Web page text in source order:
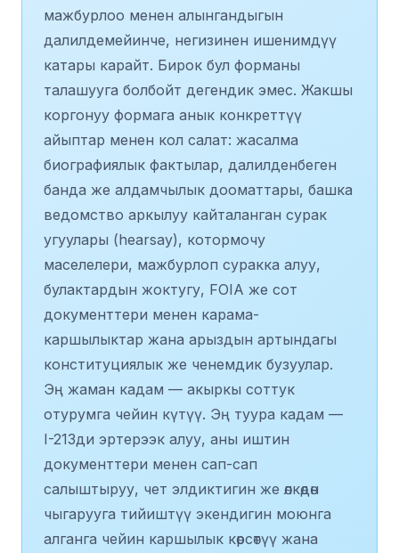
мажбурлоо менен алынгандыгын
далилдемейинче, негизинен ишенимдүү
катары карайт. Бирок бул форманы
талашууга болбойт дегендик эмес. Жакшы
коргонуу формага анык конкреттүү
айыптар менен кол салат: жасалма
биографиялык фактылар, далилденбеген
банда же алдамчылык дооматтары, башка
ведомство аркылуу кайталанган сурак
угуулары (hearsay), котормочу
маселелери, мажбурлоп суракка алуу,
булактардын жоктугу, FOIA же сот
документтери менен карама-
каршылыктар жана арыздын артындагы
конституциялык же ченемдик бузуулар.
Эң жаман кадам — акыркы соттук
отурумга чейин күтүү. Эң туура кадам —
I-213ди эртерээк алуу, аны иштин
документтери менен сап-сап
салыштыруу, чет элдиктигин же өлкөдөн
чыгарууга тийиштүү экендигин моюнга
алганга чейин каршылык көрсөтүү жана